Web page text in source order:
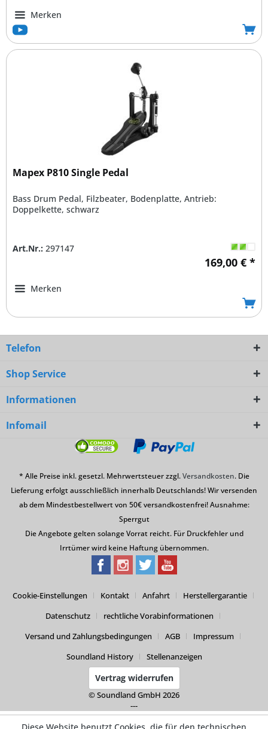
Merken
Mapex P810 Single Pedal
Bass Drum Pedal, Filzbeater, Bodenplatte, Antrieb:
Doppelkette, schwarz
Art.Nr.: 297147
169,00 € *
Merken
Telefon
Shop Service
Informationen
Infomail
* Alle Preise inkl. gesetzl. Mehrwertsteuer zzgl.Versandkosten. Die
Lieferung erfolgt ausschließlich innerhalb Deutschlands! Wir versenden
ab dem Mindestbestellwert von 50€ versandkostenfrei! Ausnahme:
Sperrgut
Die Angebote gelten solange Vorrat reicht. Für Druckfehler und
Irrtümer wird keine Haftung übernommen.
Cookie-Einstellungen Kontakt Anfahrt
Herstellergarantie
Datenschutz
rechtliche Vorabinformationen
Versand und Zahlungsbedingungen
AGB
Impressum
Soundland History
Stellenanzeigen
Vertrag widerrufen
© Soundland GmbH 2026
---